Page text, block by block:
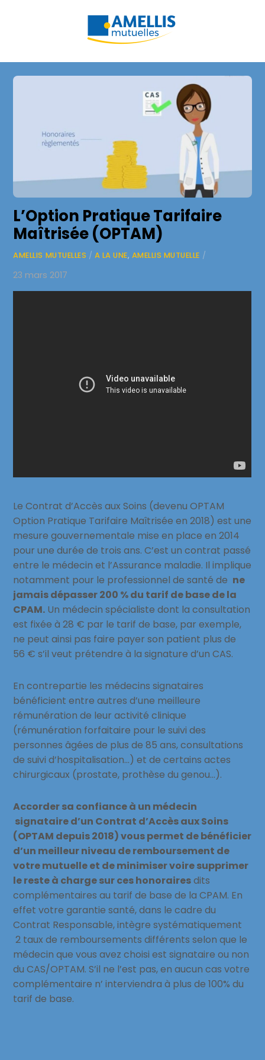
L’Option Pratique Tarifaire
Maîtrisée (OPTAM)
AMELLIS MUTUELLES / A LA UNE, AMELLIS MUTUELLE /
23 mars 2017
Le Contrat d’Accès aux Soins (devenu OPTAM
Option Pratique Tarifaire Maîtrisée en 2018) est une
mesure gouvernementale mise en place en 2014
pour une durée de trois ans. C’est un contrat passé
entre le médecin et l’Assurance maladie. Il implique
notamment pour le professionnel de santé de ne
jamais dépasser 200 % du tarif de base de la
CPAM. Un médecin spécialiste dont la consultation
est fixée à 28 € par le tarif de base, par exemple,
ne peut ainsi pas faire payer son patient plus de
56 € s’il veut prétendre à la signature d’un CAS.
En contrepartie les médecins signataires
bénéficient entre autres d’une meilleure
rémunération de leur activité clinique
(rémunération forfaitaire pour le suivi des
personnes âgées de plus de 85 ans, consultations
de suivi d’hospitalisation…) et de certains actes
chirurgicaux (prostate, prothèse du genou…).
Accorder sa confiance à un médecin
signataire d’un Contrat d’Accès aux Soins
(OPTAM depuis 2018) vous permet de bénéficier
d’un meilleur niveau de remboursement de
votre mutuelle et de minimiser voire supprimer
le reste à charge sur ces honorairesdits
complémentaires au tarif de base de la CPAM. En
effet votre garantie santé, dans le cadre du
Contrat Responsable, intègre systématiquement
2 taux de remboursements différents selon que le
médecin que vous avez choisi est signataire ou non
du CAS/OPTAM. S’il ne l’est pas, en aucun cas votre
complémentaire n’ interviendra à plus de 100% du
tarif de base.